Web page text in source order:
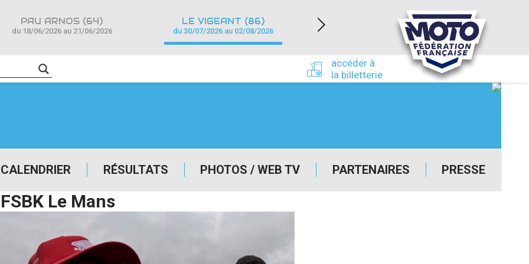
CALENDRIER RÉSULTATS PHOTOS / WEB TV PARTENAIRES PRESSE
accéder à
la billetterie
PAU ARNOS (64)
du 18/06/2026 au 21/06/2026
LE VIGEANT (86)
du 30/07/2026 au 02/08/2026
NEVERS MAGNY-COURS (58)
du 24/09/2026 au 27/09/2026
Le Mans